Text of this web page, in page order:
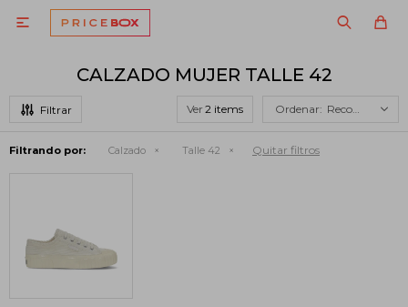

CALZADO MUJER TALLE 42
Ver Recomendados
Filtrando por: Calzado Talle 42 Quitar filtros